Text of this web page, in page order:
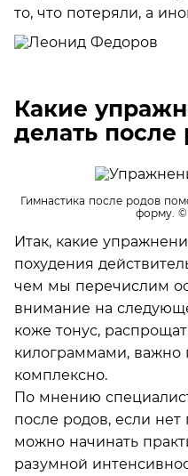
то, что потеряли, а
Какие
делать после
Гимнастика после родов
форму. ©
Итак, какие
похудения
чем мы перечислим
внимание на
коже тонус,
килограммами, важно
комплексно.
По мнению
после родов, если
можно начинать
разумной